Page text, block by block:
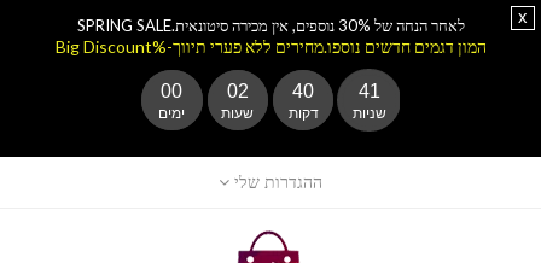
ההגדרות שלי
לאחר הנחה של 30% נוספים, אין מכירה סיטונאית.SPRING SALE
המון דגמים חדשים נוספו.מחירים ללא פערי תיווך-%Big Discount
00
ימים
02
שעות
40
דקות
40
שניות
x